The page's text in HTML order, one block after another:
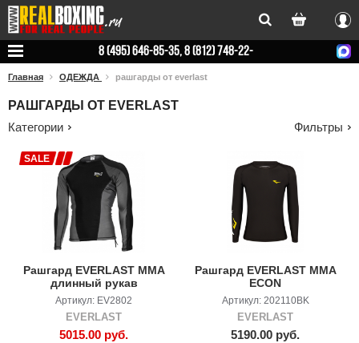
Вход
8 (495) 646-85-35, 8 (812) 748-22-
Главная ОДЕЖДА рашгарды от everlast
РАШГАРДЫ ОТ EVERLAST
Категории
Фильтры
SALE
Рашгард EVERLAST ММА
длинный рукав
Артикул: EV2802
EVERLAST
5015.00 руб.
Рашгард EVERLAST MMA
ECON
Артикул: 202110BK
EVERLAST
5190.00 руб.